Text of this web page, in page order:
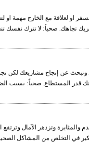
لسفر او لعلاقة مع الخارج مهمة
تجاهك. صحياً: لا تترك نفسك
وتبحث عن إنجاح مشاريعك
قدر المستطاع. صحياً: بسبب
والمثابرة وتزدهر الآمال
في التخلص من المشاكل